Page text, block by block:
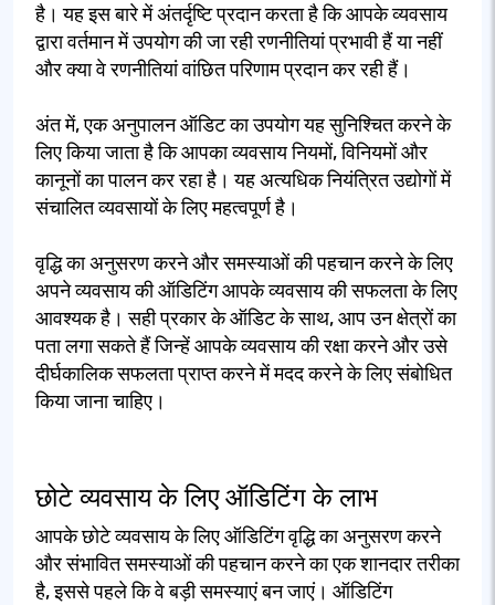
है। यह इस बारे में अंतर्दृष्टि प्रदान करता है कि आपके व्यवसाय
द्वारा वर्तमान में उपयोग की जा रही रणनीतियां प्रभावी हैं या नहीं
और क्या वे रणनीतियां वांछित परिणाम प्रदान कर रही हैं।
अंत में, एक अनुपालन ऑडिट का उपयोग यह सुनिश्चित करने के
लिए किया जाता है कि आपका व्यवसाय नियमों, विनियमों और
कानूनों का पालन कर रहा है। यह अत्यधिक नियंत्रित उद्योगों में
संचालित व्यवसायों के लिए महत्वपूर्ण है।
वृद्धि का अनुसरण करने और समस्याओं की पहचान करने के लिए
अपने व्यवसाय की ऑडिटिंग आपके व्यवसाय की सफलता के लिए
आवश्यक है। सही प्रकार के ऑडिट के साथ, आप उन क्षेत्रों का
पता लगा सकते हैं जिन्हें आपके व्यवसाय की रक्षा करने और उसे
दीर्घकालिक सफलता प्राप्त करने में मदद करने के लिए संबोधित
किया जाना चाहिए।
छोटे व्यवसाय के लिए ऑडिटिंग के लाभ
आपके छोटे व्यवसाय के लिए ऑडिटिंग वृद्धि का अनुसरण करने
और संभावित समस्याओं की पहचान करने का एक शानदार तरीका
है, इससे पहले कि वे बड़ी समस्याएं बन जाएं। ऑडिटिंग